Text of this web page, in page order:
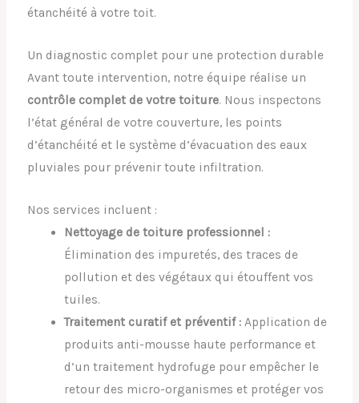
étanchéité à votre toit.
Un diagnostic complet pour une protection durable
Avant toute intervention, notre équipe réalise un
contrôle complet de votre toiture. Nous inspectons
l’état général de votre couverture, les points
d’étanchéité et le système d’évacuation des eaux
pluviales pour prévenir toute infiltration.
Nos services incluent :
Nettoyage de toiture professionnel :
Élimination des impuretés, des traces de
pollution et des végétaux qui étouffent vos
tuiles.
Traitement curatif et préventif : Application de
produits anti-mousse haute performance et
d’un traitement hydrofuge pour empêcher le
retour des micro-organismes et protéger vos